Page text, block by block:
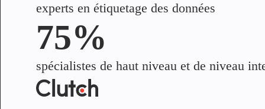
experts en étiquetage des données
75%
spécialistes de haut niveau et de niveau